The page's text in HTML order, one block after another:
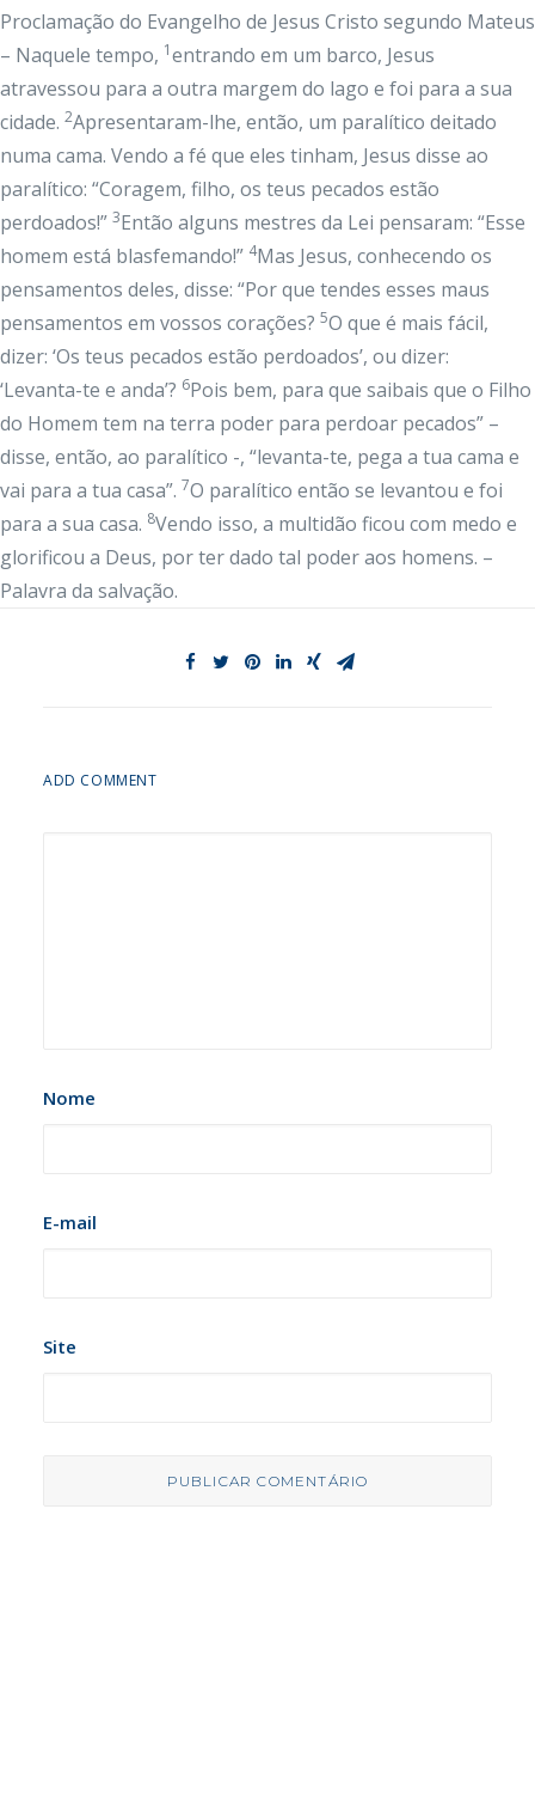
Proclamação do Evangelho de Jesus Cristo segundo Mateus
– Naquele tempo, 1entrando em um barco, Jesus
atravessou para a outra margem do lago e foi para a sua
cidade. 2Apresentaram-lhe, então, um paralítico deitado
numa cama. Vendo a fé que eles tinham, Jesus disse ao
paralítico: “Coragem, filho, os teus pecados estão
perdoados!” 3Então alguns mestres da Lei pensaram: “Esse
homem está blasfemando!” 4Mas Jesus, conhecendo os
pensamentos deles, disse: “Por que tendes esses maus
pensamentos em vossos corações? 5O que é mais fácil,
dizer: ‘Os teus pecados estão perdoados’, ou dizer:
‘Levanta-te e anda’? 6Pois bem, para que saibais que o Filho
do Homem tem na terra poder para perdoar pecados” –
disse, então, ao paralítico -, “levanta-te, pega a tua cama e
vai para a tua casa”. 7O paralítico então se levantou e foi
para a sua casa. 8Vendo isso, a multidão ficou com medo e
glorificou a Deus, por ter dado tal poder aos homens. –
Palavra da salvação.
ADD COMMENT
Nome
E-mail
Site